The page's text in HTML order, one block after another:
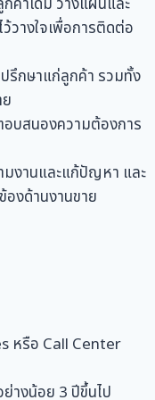
วางใจเพื่อการติดต่อ
ปรึกษาแก่ลูกค้า รวมทั้ง
บสนองความต้องการ
มงานและแก้ปัญหา และ
งด้านงานขาย
หรือ Call Center
างน้อย 3 ปีขึ้นไป